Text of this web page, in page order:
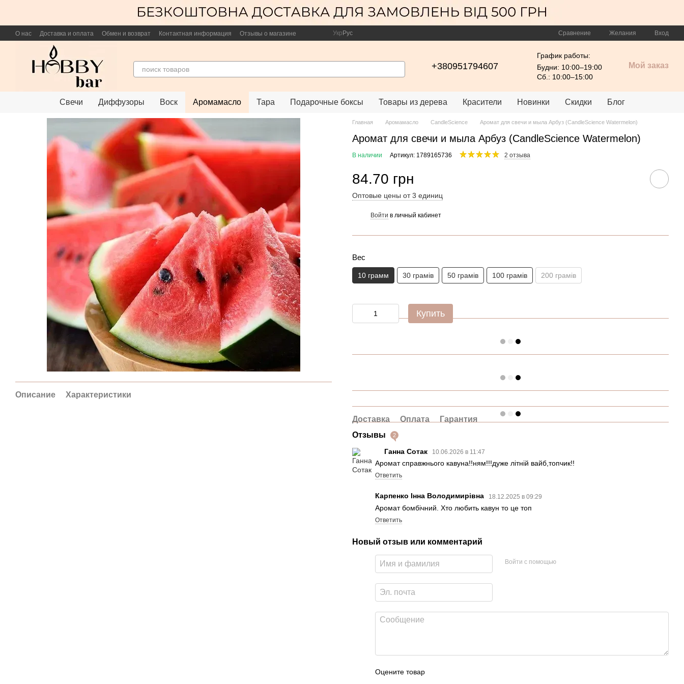
О нас Доставка и оплата Обмен и возврат Контактная информация Отзывы о магазине Укр Рус Сравнение Желания Вход
+380951794607
График работы:
Будни: 10:00–19:00
Сб.: 10:00–15:00
Мой заказ
Свечи Диффузоры Воск Аромамасло Тара Подарочные боксы Товары из дерева Красители Новинки Скидки Блог
Описание Характеристики
Главная Аромамасло CandleScience Аромат для свечи и мыла Арбуз (CandleScience Watermelon)
Аромат для свечи и мыла Арбуз (CandleScience Watermelon)
В наличии Артикул: 1789165736 2 отзыва
84.70 грн
Оптовые цены от 3 единиц
Войти в личный кабинет
Вес
10 грамм 30 грамів 50 грамів 100 грамів 200 грамів
Купить
Доставка Оплата
Гарантия
Отзывы
2
Ганна Сотак 10.06.2026 в 11:47
Аромат справжнього кавуна!!ням!!!дуже літній вайб,топчик!!
Ответить
Карпенко Інна Володимирівна 18.12.2025 в 09:29
Аромат бомбічний. Хто любить кавун то це топ
Ответить
Новый отзыв или комментарий
Войти с помощью
Оцените товар